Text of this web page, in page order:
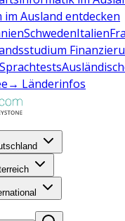
im Ausland entdecken
SchwedenItalien
Sprachtests
→ Länderinfos